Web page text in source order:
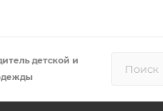
детской и